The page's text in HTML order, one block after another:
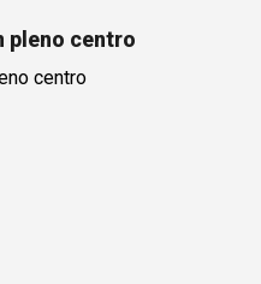
pleno centro